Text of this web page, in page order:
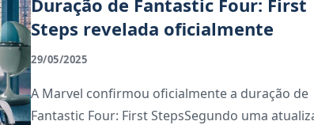
Steps revelada oficialmente
29/05/2025
A Marvel confirmou oficialmente a duração de
Fantastic Four: First StepsSegundo uma